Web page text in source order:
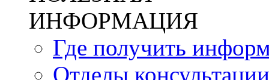
ИНФОРМАЦИЯ
Где получить
Отделы консультации